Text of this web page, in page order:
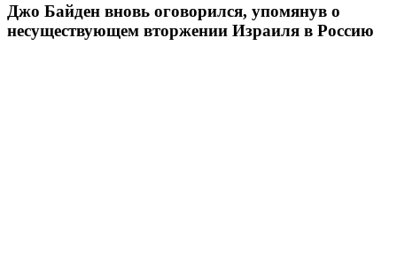
Джо Байден вновь оговорился, упомянув о
несуществующем вторжении Израиля в Россию